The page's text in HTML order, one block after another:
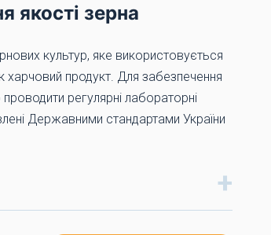
якості зерна
культур, яке використовується
харчовий продукт. Для забезпечення
регулярні лабораторні
Державними стандартами України